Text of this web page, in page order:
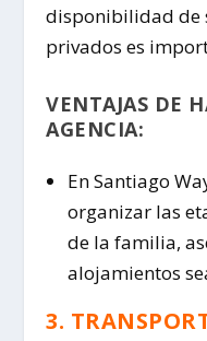
disponibilidad de
privados es
VENTAJAS DE
AGENCIA:
En Santiago
organizar las
de la familia,
alojamientos
3.